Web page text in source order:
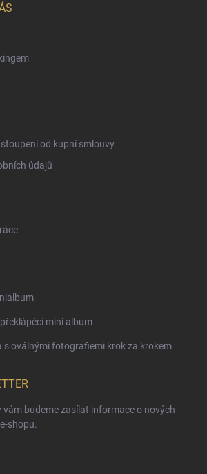
od kupní smlouvy.
údajů
mini album
s oválnými fotografiemi krok za krokem
vám budeme zasílat informace o nových
shopu.